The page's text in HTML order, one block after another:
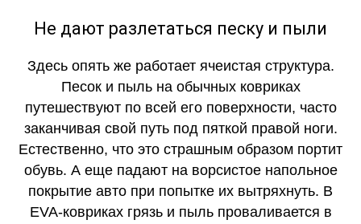
Не дают разлетаться песку и пыли
Здесь опять же работает ячеистая структура.
Песок и пыль на обычных ковриках
путешествуют по всей его поверхности, часто
заканчивая свой путь под пяткой правой ноги.
Естественно, что это страшным образом портит
обувь. А еще падают на ворсистое напольное
покрытие авто при попытке их вытряхнуть. В
EVA-ковриках грязь и пыль проваливается в